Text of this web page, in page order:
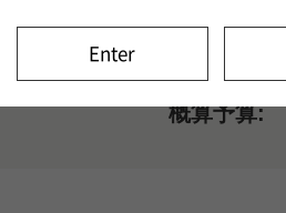
概算予算:
Enter